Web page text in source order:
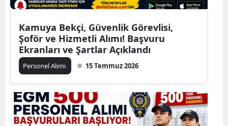
Kamuya Bekçi, Güvenlik Görevlisi,
Şoför ve Hizmetli Alımı! Başvuru
Ekranları ve Şartlar Açıklandı
Personel Alımı 15 Temmuz 2026